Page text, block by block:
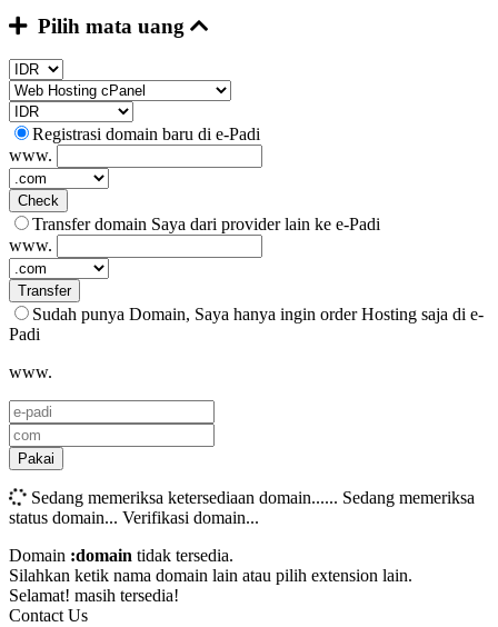
Pilih mata uang
Registrasi domain baru di e-Padi
www.
Check
Transfer domain Saya dari provider lain ke e-Padi
www.
Transfer
Sudah punya Domain, Saya hanya ingin order Hosting saja di e-
Padi
www.
Pakai
Sedang memeriksa ketersediaan domain...... Sedang memeriksa
status domain... Verifikasi domain...
Domain :domain tidak tersedia.
Silahkan ketik nama domain lain atau pilih extension lain.
Selamat! masih tersedia!
Contact Us